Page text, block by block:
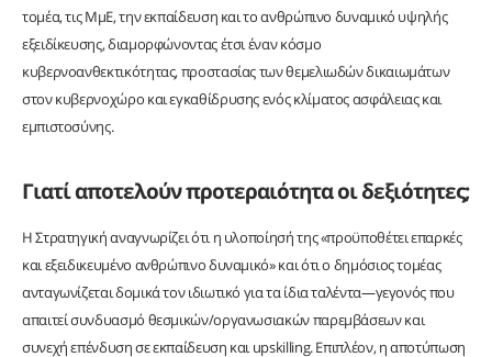
τομέα, τις ΜμΕ, την εκπαίδευση και το ανθρώπινο δυναμικό υψηλής
εξειδίκευσης, διαμορφώνοντας έτσι έναν κόσμο
κυβερνοανθεκτικότητας, προστασίας των θεμελιωδών δικαιωμάτων
στον κυβερνοχώρο και εγκαθίδρυσης ενός κλίματος ασφάλειας και
εμπιστοσύνης.
Γιατί αποτελούν προτεραιότητα οι δεξιότητες;
Η Στρατηγική αναγνωρίζει ότι η υλοποίησή της «προϋποθέτει επαρκές
και εξειδικευμένο ανθρώπινο δυναμικό» και ότι ο δημόσιος τομέας
ανταγωνίζεται δομικά τον ιδιωτικό για τα ίδια ταλέντα—γεγονός που
απαιτεί συνδυασμό θεσμικών/οργανωσιακών παρεμβάσεων και
συνεχή επένδυση σε εκπαίδευση και upskilling. Επιπλέον, η αποτύπωση